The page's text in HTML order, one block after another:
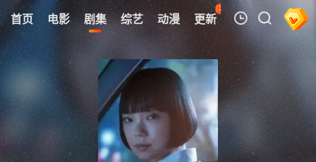
首页 电影 剧集 综艺 动漫 更新
35
热榜 APP
我的观影记录